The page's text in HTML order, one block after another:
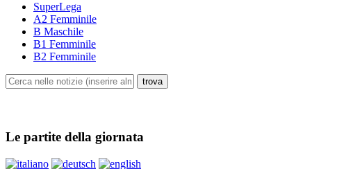
SuperLega
A2 Femminile
B Maschile
B1 Femminile
B2 Femminile
Le partite della giornata